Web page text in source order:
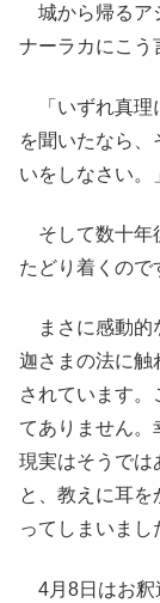
城から帰るア
ナーラカにこう
「いずれ真理
を聞いたなら
いをしなさい。
そして数十年
たどり着くので
まさに感動的
迦さまの法に触
されています
てありません。
現実はそうでは
と、教えに耳
ってしまいまし
4月8日はお釈